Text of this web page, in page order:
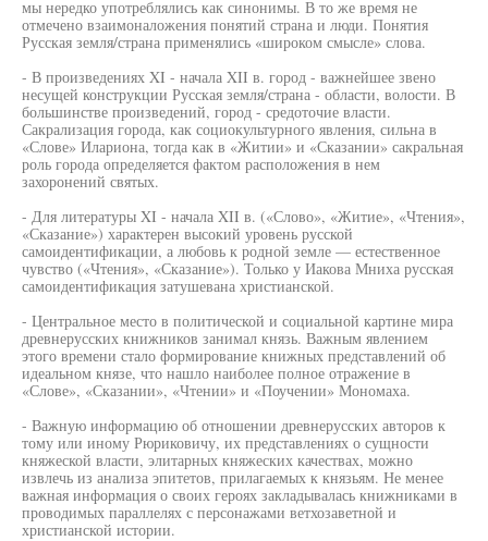
мы нередко употреблялись как синонимы. В то же время не
отмечено взаимоналожения понятий страна и люди. Понятия
Русская земля/страна применялись «широком смысле» слова.
- В произведениях XI - начала XII в. город - важнейшее звено
несущей конструкции Русская земля/страна - области, волости. В
большинстве произведений, город - средоточие власти.
Сакрализация города, как социокультурного явления, сильна в
«Слове» Илариона, тогда как в «Житии» и «Сказании» сакральная
роль города определяется фактом расположения в нем
захоронений святых.
- Для литературы XI - начала XII в. («Слово», «Житие», «Чтения»,
«Сказание») характерен высокий уровень русской
самоидентификации, а любовь к родной земле — естественное
чувство («Чтения», «Сказание»). Только у Иакова Мниха русская
самоидентификация затушевана христианской.
- Центральное место в политической и социальной картине мира
древнерусских книжников занимал князь. Важным явлением
этого времени стало формирование книжных представлений об
идеальном князе, что нашло наиболее полное отражение в
«Слове», «Сказании», «Чтении» и «Поучении» Мономаха.
- Важную информацию об отношении древнерусских авторов к
тому или иному Рюриковичу, их представлениях о сущности
княжеской власти, элитарных княжеских качествах, можно
извлечь из анализа эпитетов, прилагаемых к князьям. Не менее
важная информация о своих героях закладывалась книжниками в
проводимых параллелях с персонажами ветхозаветной и
христианской истории.